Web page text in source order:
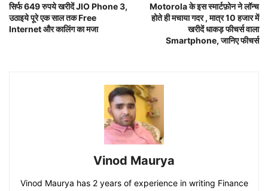
सिर्फ 649 रुपये खरीदें JIO Phone 3,
उठाइये पूरे एक साल तक Free
Internet और कालिंग का मजा
Motorola के इस स्मार्टफ़ोन ने लॉन्च
होते ही मचाया गदर , मात्र 10 हजार में
खरीदें धाकड़ फीचर्स वाला
Smartphone, जानिए फीचर्स
Vinod Maurya
Vinod Maurya has 2 years of experience in writing Finance